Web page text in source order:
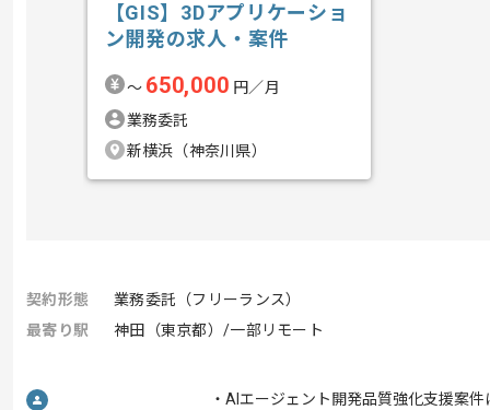
【GIS】3Dアプリケーショ
ン開発の求人・案件
〜 650,000 円／月
業務委託
新横浜（神奈川県）
契約形態
業務委託（フリーランス）
最寄り駅
神田（東京都）/一部リモート
・AIエージェント開発品質強化支援案